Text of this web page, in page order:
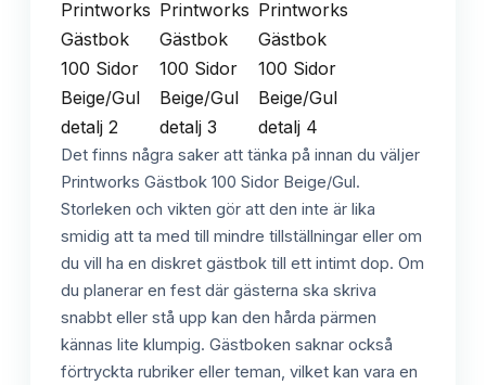
Det finns några saker att tänka på innan du väljer
Printworks Gästbok 100 Sidor Beige/Gul.
Storleken och vikten gör att den inte är lika
smidig att ta med till mindre tillställningar eller om
du vill ha en diskret gästbok till ett intimt dop. Om
du planerar en fest där gästerna ska skriva
snabbt eller stå upp kan den hårda pärmen
kännas lite klumpig. Gästboken saknar också
förtryckta rubriker eller teman, vilket kan vara en